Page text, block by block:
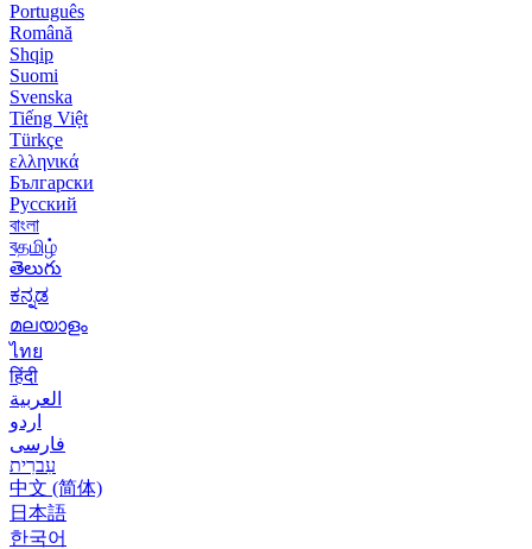
Português
Română
Shqip
Suomi
Svenska
Tiếng Việt
Türkçe
ελληνικά
Български
Русский
বাংলা
বதமிழ்
తెలుగు
ಕನ್ನಡ
മലയാളം
ไทย
हिंदी
العربية
اردو
فارسی
עִברִית
中文 (简体)
日本語
한국어